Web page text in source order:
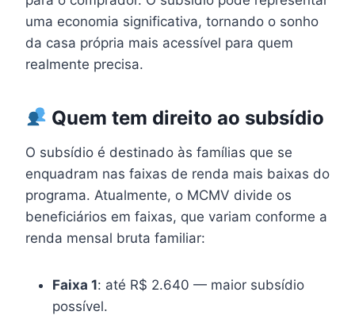
uma economia significativa, tornando o sonho
da casa própria mais acessível para quem
realmente precisa.
Quem tem direito ao subsídio
O subsídio é destinado às famílias que se
enquadram nas faixas de renda mais baixas do
programa. Atualmente, o MCMV divide os
beneficiários em faixas, que variam conforme a
renda mensal bruta familiar:
Faixa 1: até R$ 2.640 — maior subsídio
possível.